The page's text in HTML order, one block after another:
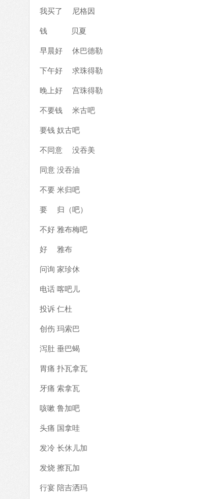
我买了 尼格因
钱 贝夏
早晨好 休巴德勒
下午好 求珠得勒
晚上好 宫珠得勒
不要钱 米古吧
要钱 奴古吧
不同意 没吞美
同意 没吞油
不要 米归吧
要 归（吧）
不好 雅布梅吧
好 雅布
问询 家珍休
电话 喀吧儿
投诉 仁杜
创伤 玛索巴
泻肚 垂巴蝎
胃痛 扑瓦拿瓦
牙痛 索拿瓦
咳嗽 鲁加吧
头痛 国拿哇
发冷 长休儿加
发烧 擦瓦加
行宴 陪吉洒玛